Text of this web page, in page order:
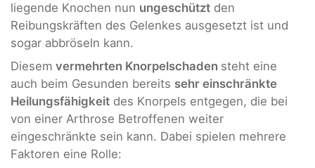
liegende Knochen nun ungeschützt den
Reibungskräften des Gelenkes ausgesetzt ist und
sogar abbröseln kann.
Diesem vermehrten Knorpelschaden steht eine
auch beim Gesunden bereits sehr einschränkte
Heilungsfähigkeit des Knorpels entgegen, die bei
von einer Arthrose Betroffenen weiter
eingeschränkte sein kann. Dabei spielen mehrere
Faktoren eine Rolle: